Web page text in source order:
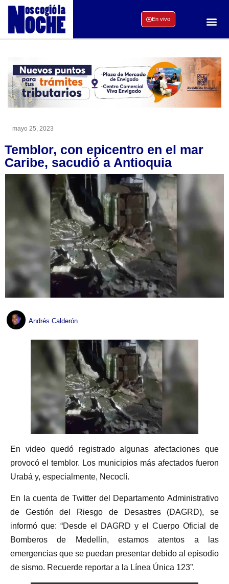
En vivo
mayo 25, 2023
Temblor, con epicentro en el mar
Caribe, sacudió a Antioquia
Andrés Calderón
En video quedó registrado algunas afectaciones que
provocó el temblor. Los municipios más afectados fueron
Urabá y, especialmente, Necoclí.
En la cuenta de Twitter del Departamento Administrativo
de Gestión del Riesgo de Desastres (DAGRD), se
informó que: “Desde el DAGRD y el Cuerpo Oficial de
Bomberos de Medellín, estamos atentos a las
emergencias que se puedan presentar debido al episodio
de sismo. Recuerde reportar a la Línea Única 123”.